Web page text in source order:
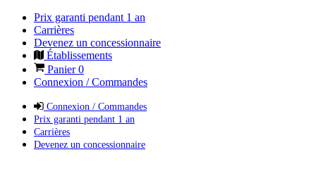
Prix garanti pendant 1 an
Carrières
Devenez un concessionnaire
Établissements
Panier0
Connexion / Commandes
Connexion / Commandes
Prix garanti pendant 1 an
Carrières
Devenez un concessionnaire